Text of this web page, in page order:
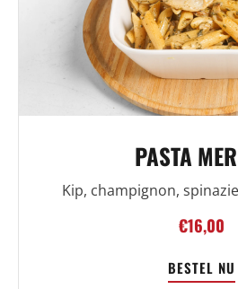
PASTA
Kip, champignon,
€16,00
BESTEL NU